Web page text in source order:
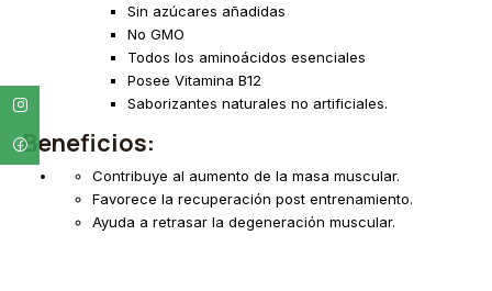
Sin azúcares añadidas
No GMO
Todos los aminoácidos esenciales
Posee Vitamina B12
Saborizantes naturales no artificiales.
Beneficios:
Contribuye al aumento de la masa muscular.
Favorece la recuperación post entrenamiento.
Ayuda a retrasar la degeneración muscular.